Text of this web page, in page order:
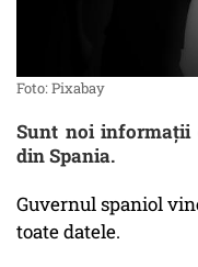
Foto: Pixabay
Sunt noi informații
din Spania.
Guvernul spaniol
toate datele.